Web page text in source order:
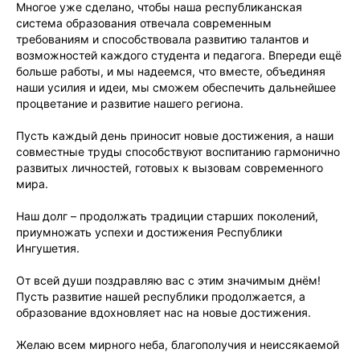
Многое уже сделано, чтобы наша республиканская
система образования отвечала современным
требованиям и способствовала развитию талантов и
возможностей каждого студента и педагога. Впереди ещё
больше работы, и мы надеемся, что вместе, объединяя
наши усилия и идеи, мы сможем обеспечить дальнейшее
процветание и развитие нашего региона.
Пусть каждый день приносит новые достижения, а наши
совместные труды способствуют воспитанию гармонично
развитых личностей, готовых к вызовам современного
мира.
Наш долг – продолжать традиции старших поколений,
приумножать успехи и достижения Республики
Ингушетия.
От всей души поздравляю вас с этим значимым днём!
Пусть развитие нашей республики продолжается, а
образование вдохновляет нас на новые достижения.
Желаю всем мирного неба, благополучия и неиссякаемой